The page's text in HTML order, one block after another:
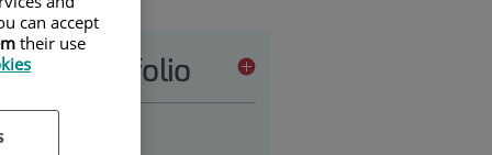
portfolio
option
can accept
their use